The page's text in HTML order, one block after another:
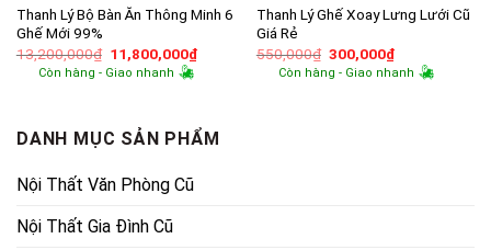
Thanh Lý Bộ Bàn Ăn Thông Minh 6
Ghế Mới 99%
13,200,000₫ Giá
gốc
là:
11,800,000₫Giá
hiện
Còn hàng - Giao nhanh
Thanh Lý Ghế Xoay Lưng Lưới Cũ
Giá Rẻ
550,000₫ Giá
gốc
là:
300,000₫Giá
hiện
tại
Còn hàng - Giao nhanh
DANH MỤC SẢN PHẨM
Nội Thất Văn Phòng Cũ
Nội Thất Gia Đình Cũ